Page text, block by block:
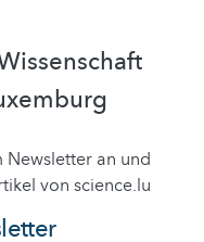
Newsletter an und
von science.lu